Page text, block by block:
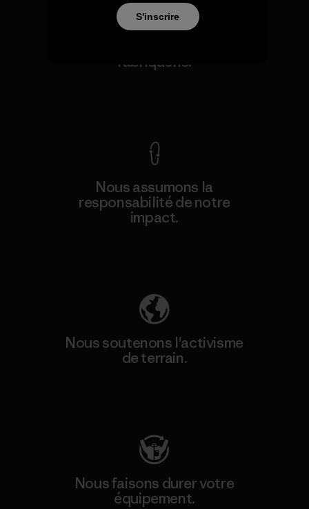
Nous garantissons tous les
fabriquons.
Nous assumons la
responsabilité de notre
impact.
Nous soutenons l'activisme
de terrain.
Nous faisons durer votre
équipement.
S'inscrire